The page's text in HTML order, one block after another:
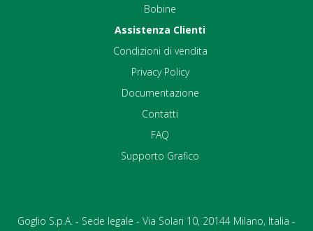
Bobine
Assistenza Clienti
Condizioni di vendita
Privacy Policy
Documentazione
Contatti
FAQ
Supporto Grafico
Goglio S.p.A. - Sede legale - Via Solari 10, 20144 Milano, Italia -